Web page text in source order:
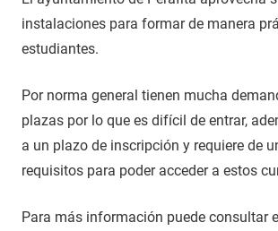
instalaciones para formar de manera
estudiantes.
Por norma general tienen mucha
plazas por lo que es difícil de entrar,
a un plazo de inscripción y requiere de
requisitos para poder acceder a estos
Para más información puede consultar